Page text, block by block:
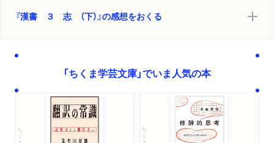
『漢書 ３ 志 （下）』の感想をおくる
「ちくま学芸文庫」でいま人気の本
ちくま学芸文庫 ちくま学芸文庫